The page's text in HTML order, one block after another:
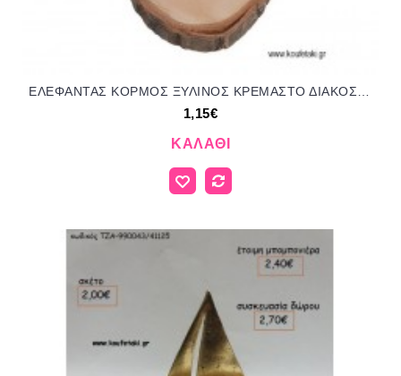
1,15€
ΚΑΛΆΘΙ